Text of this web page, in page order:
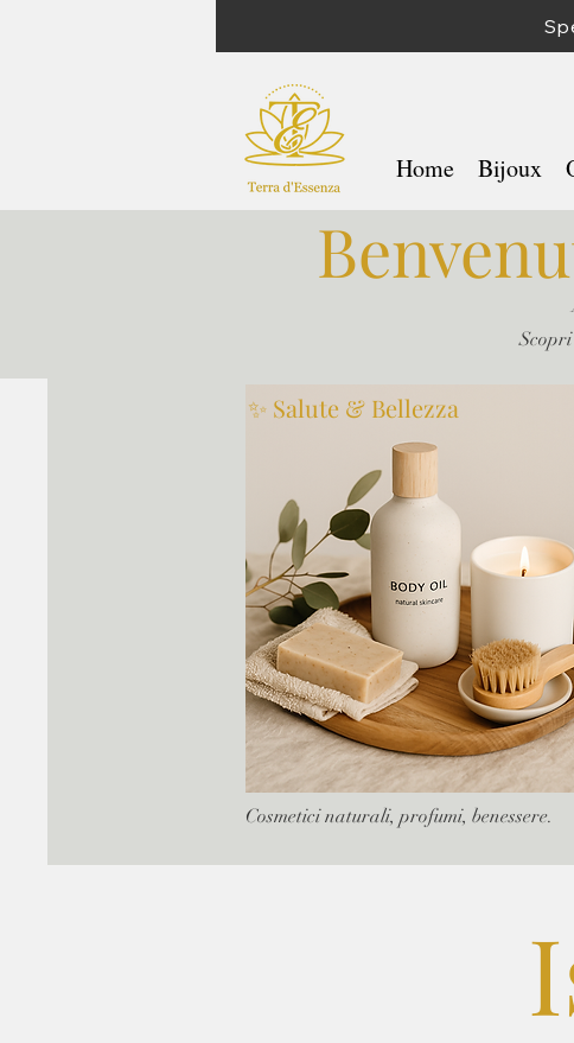
Home Bijoux
✨ Salute & Bellezza
Cosmetici naturali, profumi, benessere.